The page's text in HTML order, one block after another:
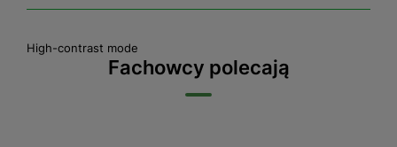
High-contrast mode
Fachowcy polecają